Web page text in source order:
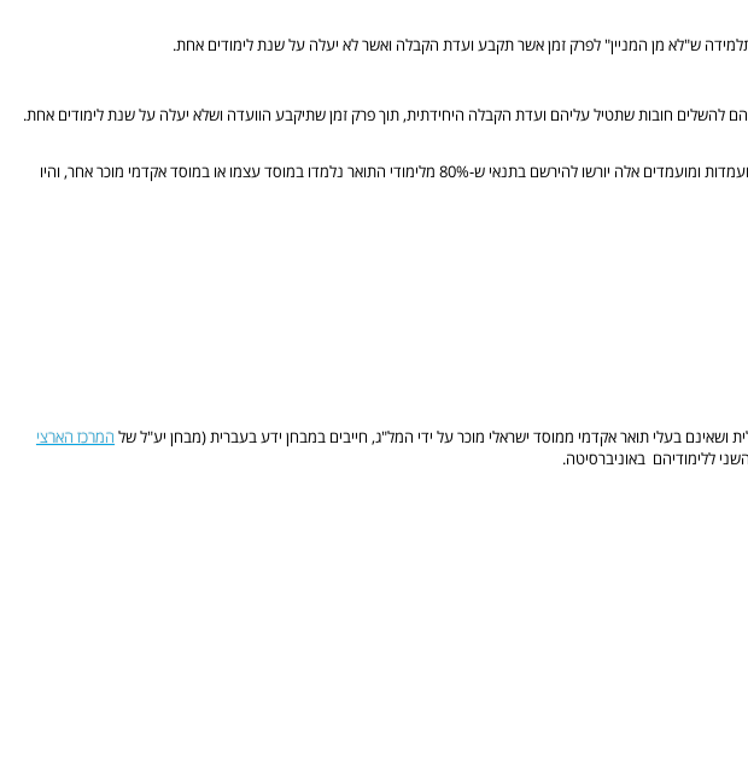
ש"לא מן המניין" לפרק זמן אשר תקבע ועדת הקבלה ואשר לא יעלה על שנת לימודים אחת.
מועמדותם של בעלות ובעלי תואר אקדמי ממוסדות מחו"ל (כולל משלוחות בארץ של אוניברסיטאות מחו"ל) תובא לדיון בפני ועדת הקבלה היחידתית. מועמדות ומועמדים אלה יורשו להירשם בתנאי ש-80% מלימודי התואר נלמדו במוסד עצמו או במוסד אקדמי מוכר אחר, והיו
ושאינם בעלי תואר אקדמי ממוסד ישראלי מוכר על ידי המל"ג, חייבים במבחן ידע בעברית (מבחן יע"ל של המרכז הארצי
ללימודיהם באוניברסיטה.